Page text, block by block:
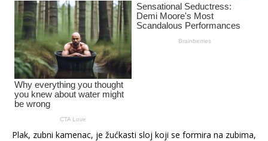
Plak, zubni kamenac, je žućkasti sloj koji se formira na zubima,